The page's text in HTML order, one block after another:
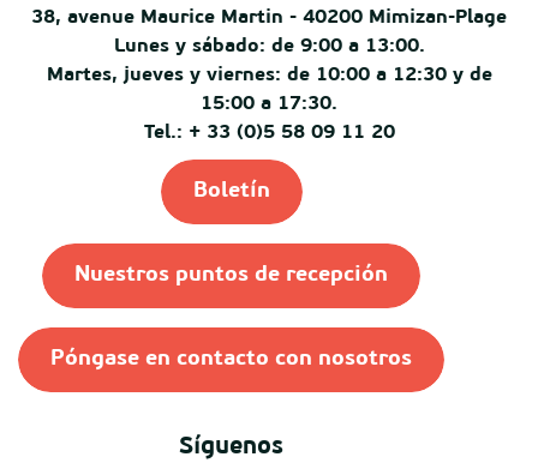
38, avenue Maurice Martin - 40200 Mimizan-Plage
Lunes y sábado: de 9:00 a 13:00.
Martes, jueves y viernes: de 10:00 a 12:30 y de
15:00 a 17:30.
Tel.: + 33 (0)5 58 09 11 20
Boletín
Nuestros puntos de recepción
Póngase en contacto con nosotros
Síguenos